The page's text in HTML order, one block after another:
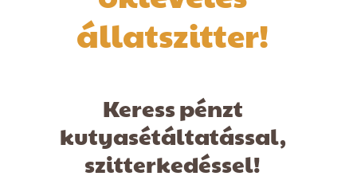
állatszitter!
Keress pénzt
kutyasétáltatással,
szitterkedéssel!